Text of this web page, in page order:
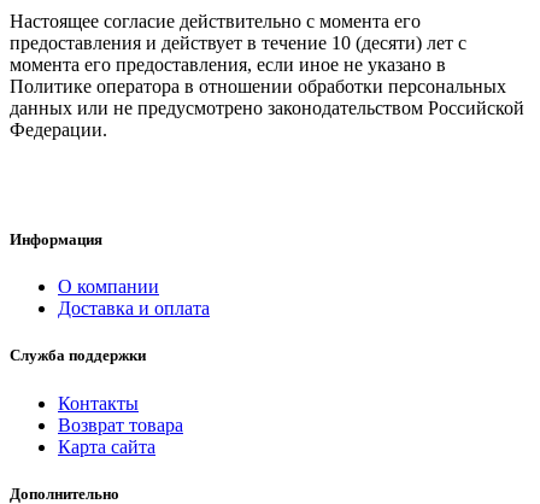
Настоящее согласие действительно с момента его
предоставления и действует в течение 10 (десяти) лет с
момента его предоставления, если иное не указано в
Политике оператора в отношении обработки персональных
данных или не предусмотрено законодательством Российской
Федерации.
Информация
О компании
Доставка и оплата
Служба поддержки
Контакты
Возврат товара
Карта сайта
Дополнительно